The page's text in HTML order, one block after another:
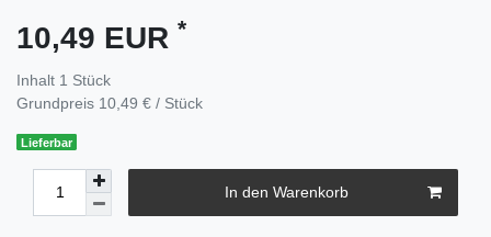
10,49 EUR *
Inhalt 1 Stück
Grundpreis 10,49 € / Stück
Lieferbar
In den Warenkorb